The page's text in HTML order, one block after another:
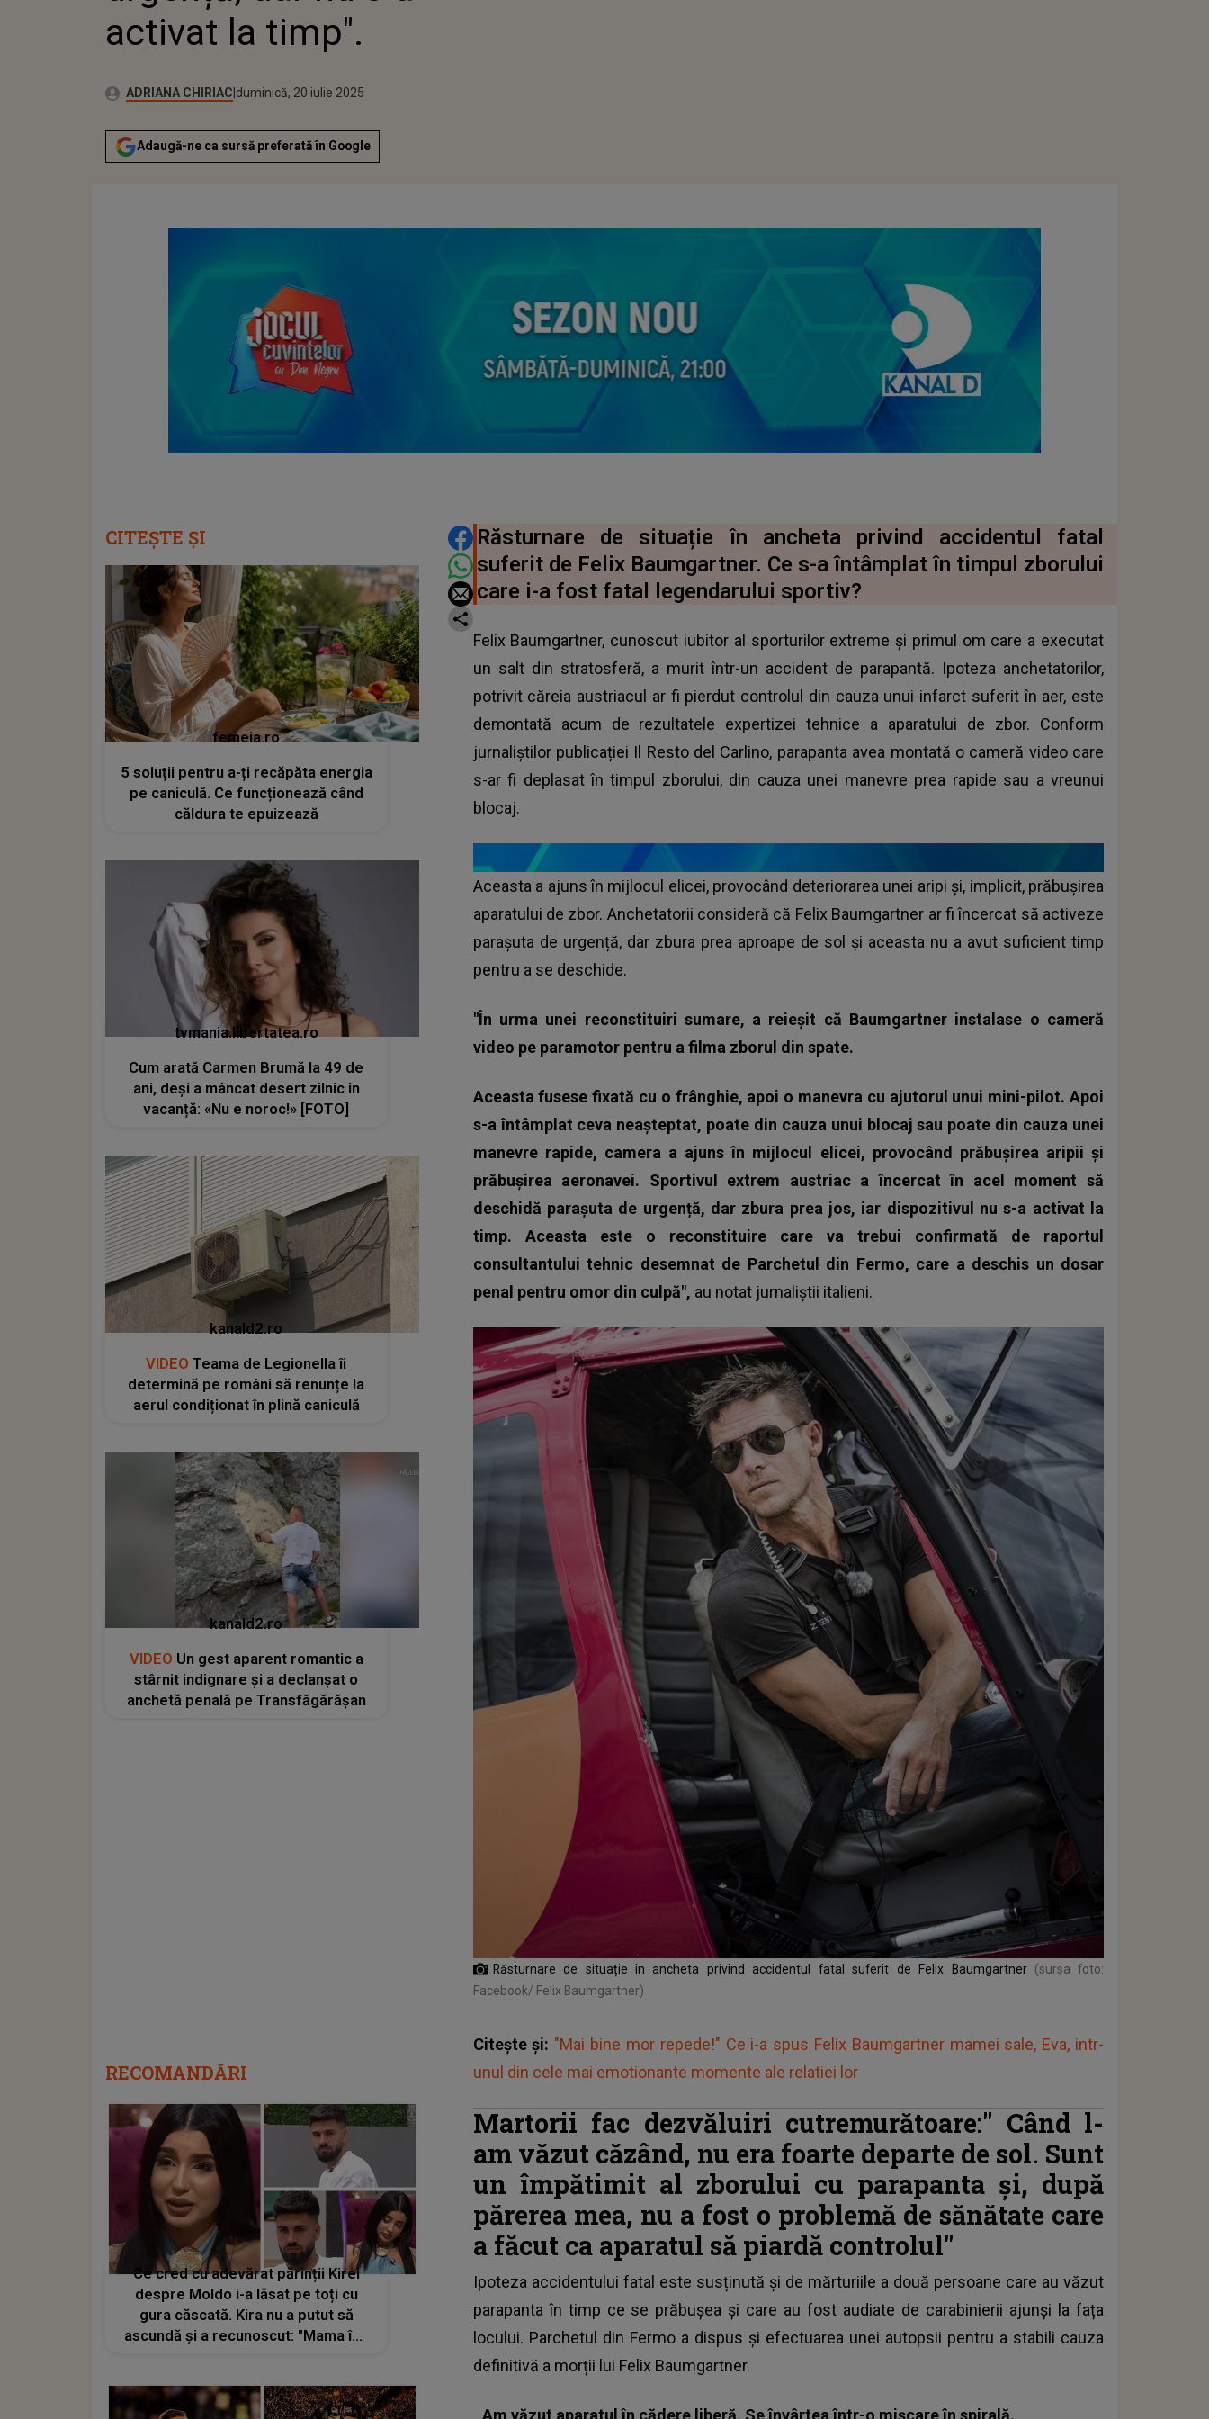
activat la timp".
Autor:ADRIANA CHIRIACPublicat:
duminică, 20 iulie 2025
Actualizat:
duminică, 20 iulie 2025
Adaugă-ne ca sursă preferată în Google
DISTRIBUIE ARTICOLUL
Răsturnare de situație în ancheta privind accidentul fatal
suferit de Felix Baumgartner. Ce s-a întâmplat în timpul zborului
care i-a fost fatal legendarului sportiv?
Felix Baumgartner, cunoscut iubitor al sporturilor extreme și primul om care a executat
un salt din stratosferă, a murit într-un accident de parapantă. Ipoteza anchetatorilor,
potrivit căreia austriacul ar fi pierdut controlul din cauza unui infarct suferit în aer, este
demontată acum de rezultatele expertizei tehnice a aparatului de zbor. Conform
jurnaliștilor publicației Il Resto del Carlino, parapanta avea montată o cameră video care
s-ar fi deplasat în timpul zborului, din cauza unei manevre prea rapide sau a vreunui
blocaj.
Aceasta a ajuns în mijlocul elicei, provocând deteriorarea unei aripi și, implicit, prăbușirea
aparatului de zbor. Anchetatorii consideră că Felix Baumgartner ar fi încercat să activeze
parașuta de urgență, dar zbura prea aproape de sol și aceasta nu a avut suficient timp
pentru a se deschide.
"În urma unei reconstituiri sumare, a reieșit că Baumgartner instalase o cameră
video pe paramotor pentru a filma zborul din spate.
Aceasta fusese fixată cu o frânghie, apoi o manevra cu ajutorul unui mini-pilot. Apoi
s-a întâmplat ceva neașteptat, poate din cauza unui blocaj sau poate din cauza unei
manevre rapide, camera a ajuns în mijlocul elicei, provocând prăbușirea aripii și
prăbușirea aeronavei. Sportivul extrem austriac a încercat în acel moment să
deschidă parașuta de urgență, dar zbura prea jos, iar dispozitivul nu s-a activat la
timp. Aceasta este o reconstituire care va trebui confirmată de raportul
consultantului tehnic desemnat de Parchetul din Fermo, care a deschis un dosar
penal pentru omor din culpă", au notat jurnaliștii italieni.
Răsturnare de situație în ancheta privind accidentul fatal suferit de Felix Baumgartner (sursa foto:
Facebook/ Felix Baumgartner)
Citește și: "Mai bine mor repede!" Ce i-a spus Felix Baumgartner mamei sale, Eva, intr-
unul din cele mai emotionante momente ale relatiei lor
Martorii fac dezvăluiri cutremurătoare:" Când l-
am văzut căzând, nu era foarte departe de sol. Sunt
un împătimit al zborului cu parapanta și, după
părerea mea, nu a fost o problemă de sănătate care
a făcut ca aparatul să piardă controlul"
Ipoteza accidentului fatal este susținută și de mărturiile a două persoane care au văzut
parapanta în timp ce se prăbușea și care au fost audiate de carabinierii ajunși la fața
locului. Parchetul din Fermo a dispus și efectuarea unei autopsii pentru a stabili cauza
definitivă a morții lui Felix Baumgartner.
Am văzut aparatul în cădere liberă. Se învârtea într-o mișcare în spirală.
CITEȘTE ȘI
femeia.ro
5 soluții pentru a-ți recăpăta energia
pe caniculă. Ce funcționează când
căldura te epuizează
tvmania.libertatea.ro
Cum arată Carmen Brumă la 49 de
ani, deși a mâncat desert zilnic în
vacanță: «Nu e noroc!» [FOTO]
kanald2.ro
VIDEO Teama de Legionella îi
determină pe români să renunțe la
aerul condiționat în plină caniculă
kanald2.ro
VIDEO Un gest aparent romantic a
stârnit indignare și a declanșat o
anchetă penală pe Transfăgărășan
RECOMANDĂRI
Ce cred cu adevărat părinții Kirei
despre Moldo i-a lăsat pe toți cu
gura căscată. Kira nu a putut să
ascundă și a recunoscut: "Mama îmi
aștepta să zică așa ceva despre el: